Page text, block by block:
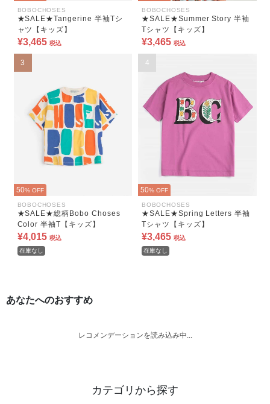
BOBOCHOSES
★SALE★Tangerine 半袖Tシ
ャツ【キッズ】
¥3,465 税込
BOBOCHOSES
★SALE★Summer Story 半袖
Tシャツ【キッズ】
¥3,465 税込
3
50% OFF
BOBOCHOSES
★SALE★総柄Bobo Choses
Color 半袖T【キッズ】
¥4,015 税込
在庫なし
4
50% OFF
BOBOCHOSES
★SALE★Spring Letters 半袖
Tシャツ【キッズ】
¥3,465 税込
在庫なし
あなたへのおすすめ
レコメンデーションを読み込み中...
カテゴリから探す